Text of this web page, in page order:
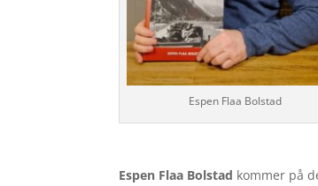
Espen Flaa Bolstad
Espen Flaa Bolstad kommer på